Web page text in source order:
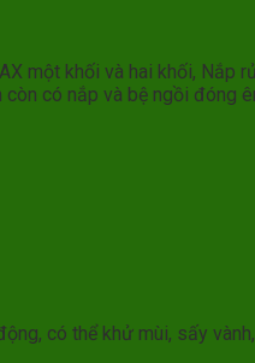
một khối và hai khối, Nắp
có nắp và bệ ngồi đóng
có thể khử mùi, sấy